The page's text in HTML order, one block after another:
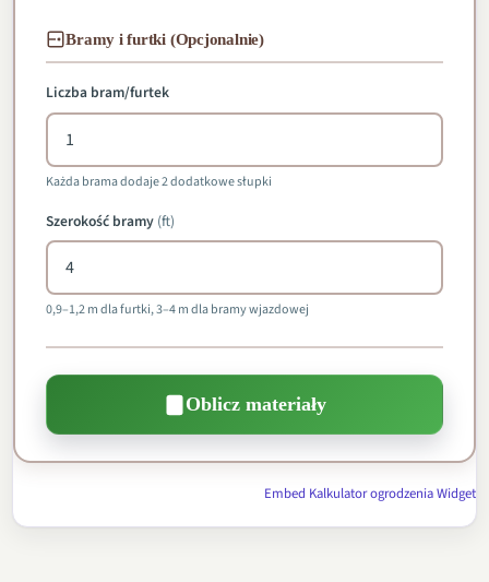
Bramy i furtki (Opcjonalnie)
Liczba bram/furtek
Każda brama dodaje 2 dodatkowe słupki
Szerokość bramy (ft)
0,9–1,2 m dla furtki, 3–4 m dla bramy wjazdowej
Oblicz materiały
Embed Kalkulator ogrodzenia Widget